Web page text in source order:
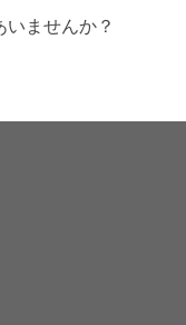
ませんか？